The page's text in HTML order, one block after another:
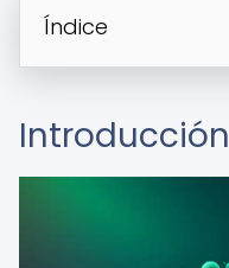
Índice
Introducción